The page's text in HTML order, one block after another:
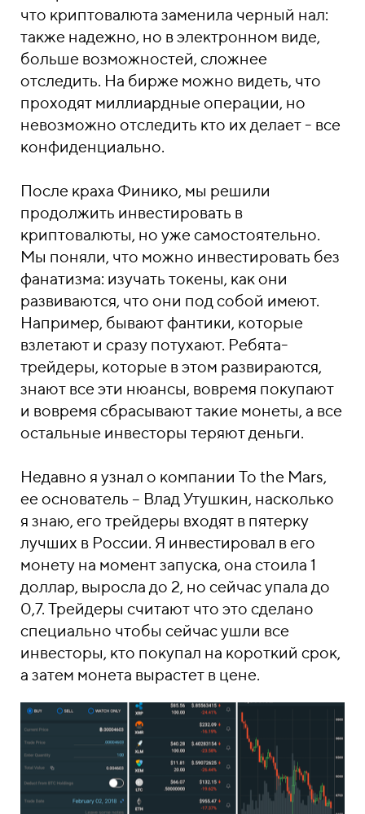
что криптовалюта заменила черный нал:
также надежно, но в электронном виде,
больше возможностей, сложнее
отследить. На бирже можно видеть, что
проходят миллиардные операции, но
невозможно отследить кто их делает - все
конфиденциально.
После краха Финико, мы решили
продолжить инвестировать в
криптовалюты, но уже самостоятельно.
Мы поняли, что можно инвестировать без
фанатизма: изучать токены, как они
развиваются, что они под собой имеют.
Например, бывают фантики, которые
взлетают и сразу потухают. Ребята-
трейдеры, которые в этом развираются,
знают все эти нюансы, вовремя покупают
и вовремя сбрасывают такие монеты, а все
остальные инвесторы теряют деньги.
Недавно я узнал о компании To the Mars,
ее основатель – Влад Утушкин, насколько
я знаю, его трейдеры входят в пятерку
лучших в России. Я инвестировал в его
монету на момент запуска, она стоила 1
доллар, выросла до 2, но сейчас упала до
0,7. Трейдеры считают что это сделано
специально чтобы сейчас ушли все
инвесторы, кто покупал на короткий срок,
а затем монета вырастет в цене.